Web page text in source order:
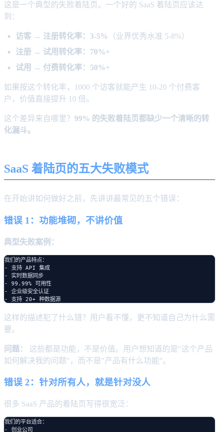
这是一个典型的失败着陆页。一个好的 SaaS 着陆页应该达
到：
访客 → 注册转化率：3-5%
（业界优秀水准 5-8%）
注册 → 试用转化率：70%+
试用 → 付费转化率：50%+
如果按这个转化率，1000 个访客就能产生 10-20 个付费客
户，价值直接提升 10 倍。
这个差异来自哪里？ 99% 的失败着陆页都缺少一个清晰的转
化漏斗。
SaaS 着陆页的五大失败模式
在开始讲如何做好之前，先讲讲最常见的五个错误：
错误 1：功能堆砌，不讲价值
典型失败案例：
我们的产品特点：
- 支持 API 集成
- 实时数据同步
- 99.99% 可用性
- 企业级安全认证
这样的描述犯了什么错？用户看不懂，更不知道自己为什么需
要。
问题：
这些都是功能，不是价值。用户想知道的是"这个产品
如何解决我的问题"，而不是"产品有什么功能"。
错误 2：针对所有人，就是针对没人
很多 SaaS 产品的着陆页写得很宽泛：
我们的平台适合：
- 创业公司